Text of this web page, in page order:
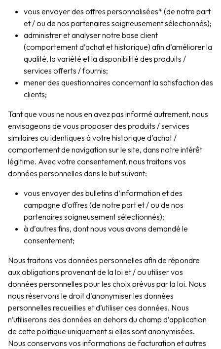
vous envoyer des offres personnalisées* (de notre part
et / ou de nos partenaires soigneusement sélectionnés);
administrer et analyser notre base client
(comportement d’achat et historique) afin d’améliorer la
qualité, la variété et la disponibilité des produits /
services offerts / fournis;
mener des questionnaires concernant la satisfaction des
clients;
Tant que vous ne nous en avez pas informé autrement, nous
envisageons de vous proposer des produits / services
similaires ou identiques à votre historique d’achat /
comportement de navigation sur le site, dans notre intérêt
légitime. Avec votre consentement, nous traitons vos
données personnelles dans le but suivant:
vous envoyer des bulletins d’information et des
campagne d’offres (de notre part et / ou de nos
partenaires soigneusement sélectionnés);
à d’autres fins, dont nous vous avons demandé le
consentement;
Nous traitons vos données personnelles afin de répondre
aux obligations provenant de la loi et / ou utiliser vos
données personnelles pour les choix prévus par la loi. Nous
nous réservons le droit d’anonymiser les données
personnelles recueillies et d’utiliser ces données. Nous
n’utiliserons des données en dehors du champ d’application
de cette politique uniquement si elles sont anonymisées.
Nous conservons vos informations de facturation et autres